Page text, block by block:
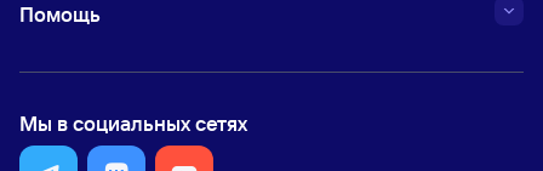
Помощь
Мы в социальных сетях